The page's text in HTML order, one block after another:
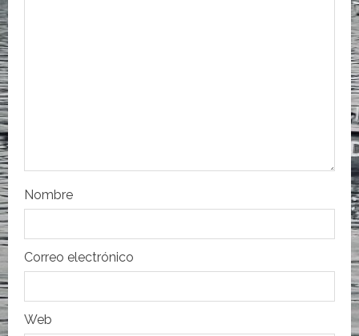
r
a
d
a
s
Nombre
Correo electrónico
Web